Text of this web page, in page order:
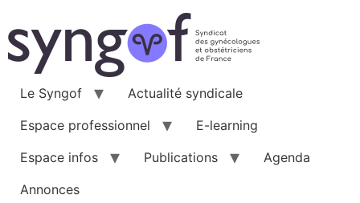
au
contenu
Le Syngof
Actualité syndicale
Espace professionnel
E-learning
Espace infos
Publications
Agenda
Annonces